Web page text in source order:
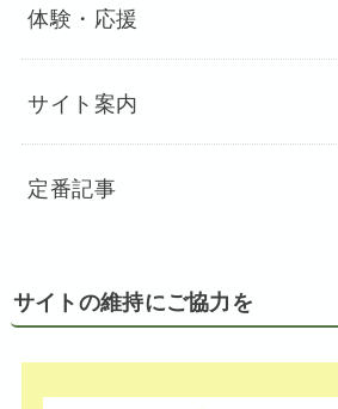
体験・応援
サイト案内
定番記事
サイトの維持にご協力を